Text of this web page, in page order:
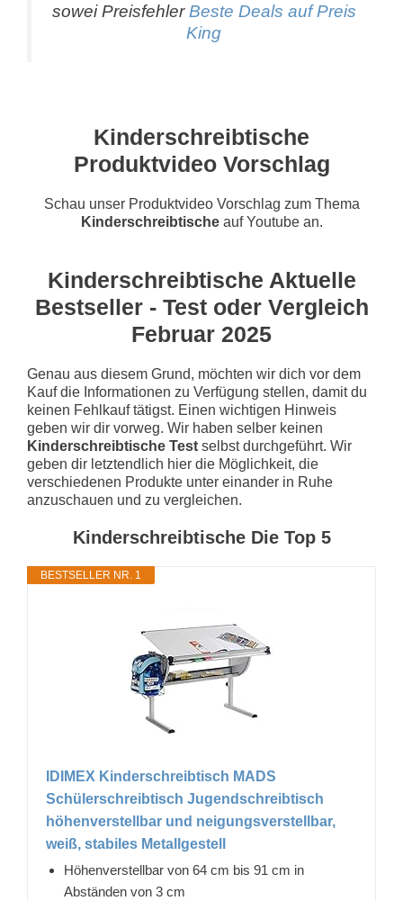
sowei Preisfehler Beste Deals auf Preis
King
Kinderschreibtische
Produktvideo Vorschlag
Schau unser Produktvideo Vorschlag zum Thema
Kinderschreibtischeauf Youtube an.
Kinderschreibtische Aktuelle
Bestseller - Test oder Vergleich
Februar 2025
Genau aus diesem Grund, möchten wir dich vor dem
Kauf die Informationen zu Verfügung stellen, damit du
keinen Fehlkauf tätigst. Einen wichtigen Hinweis
geben wir dir vorweg. Wir haben selber keinen
Kinderschreibtische Test selbst durchgeführt. Wir
geben dir letztendlich hier die Möglichkeit, die
verschiedenen Produkte unter einander in Ruhe
anzuschauen und zu vergleichen.
Kinderschreibtische Die Top 5
BESTSELLER NR. 1
IDIMEX Kinderschreibtisch MADS
Schülerschreibtisch Jugendschreibtisch
höhenverstellbar und neigungsverstellbar,
weiß, stabiles Metallgestell
Höhenverstellbar von 64 cm bis 91 cm in
Abständen von 3 cm